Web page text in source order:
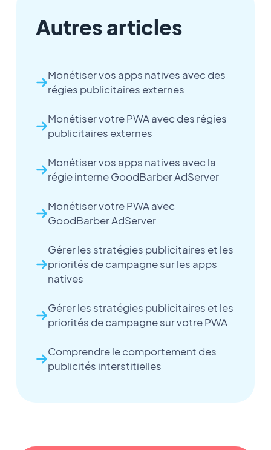
Autres articles
Monétiser vos apps natives avec des
régies publicitaires externes
Monétiser votre PWA avec des régies
publicitaires externes
Monétiser vos apps natives avec la
régie interne GoodBarber AdServer
Monétiser votre PWA avec
GoodBarber AdServer
Gérer les stratégies publicitaires et les
priorités de campagne sur les apps
natives
Gérer les stratégies publicitaires et les
priorités de campagne sur votre PWA
Comprendre le comportement des
publicités interstitielles